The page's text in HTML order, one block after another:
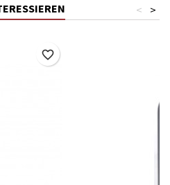
>
<
favorite_border